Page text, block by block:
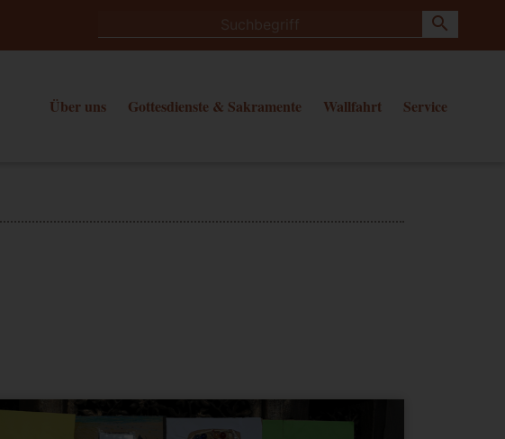
search
Über uns Gottesdienste & Sakramente Wallfahrt Service